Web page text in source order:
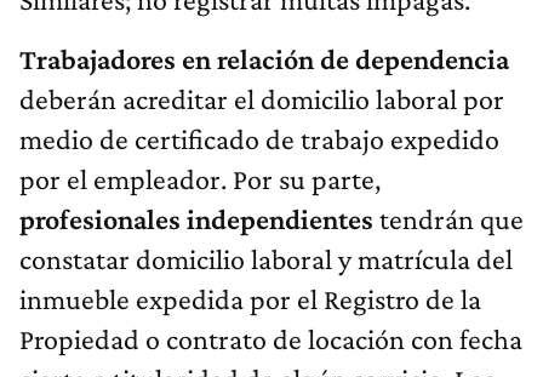
Trabajadores en relación de dependencia
deberán acreditar el domicilio laboral por
medio de certificado de trabajo expedido
por el empleador. Por su parte,
profesionales independientes tendrán que
constatar domicilio laboral y matrícula del
inmueble expedida por el Registro de la
Propiedad o contrato de locación con fecha